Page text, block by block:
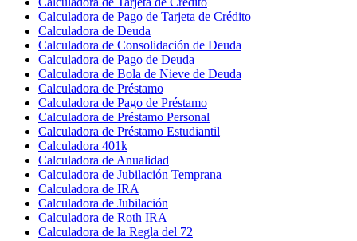
Calculadora de Pago de Tarjeta de Crédito
Calculadora de Deuda
Calculadora de Consolidación de Deuda
Calculadora de Pago de Deuda
Calculadora de Bola de Nieve de Deuda
Calculadora de Préstamo
Calculadora de Pago de Préstamo
Calculadora de Préstamo Personal
Calculadora de Préstamo Estudiantil
Calculadora 401k
Calculadora de Anualidad
Calculadora de Jubilación Temprana
Calculadora de IRA
Calculadora de Jubilación
Calculadora de Roth IRA
Calculadora de la Regla del 72